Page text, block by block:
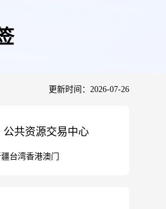
更新时间：2026-07-26
公共资源交易中心
台湾香港澳门